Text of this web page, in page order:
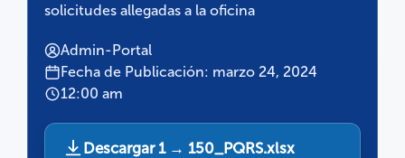
solicitudes allegadas a la oficina
Admin-Portal
Fecha de Publicación: marzo 24, 2024
12:00 am
Descargar 1 → 150_PQRS.xlsx